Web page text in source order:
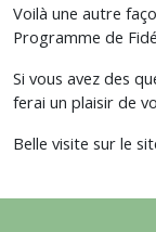
Voilà une autre
Programme de
Si vous avez des
ferai un plaisir de
Belle visite sur le